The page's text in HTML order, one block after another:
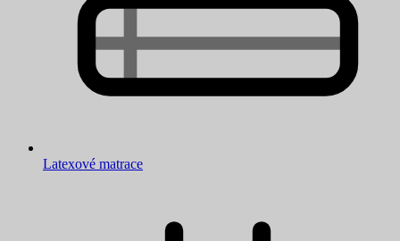
Latexové matrace